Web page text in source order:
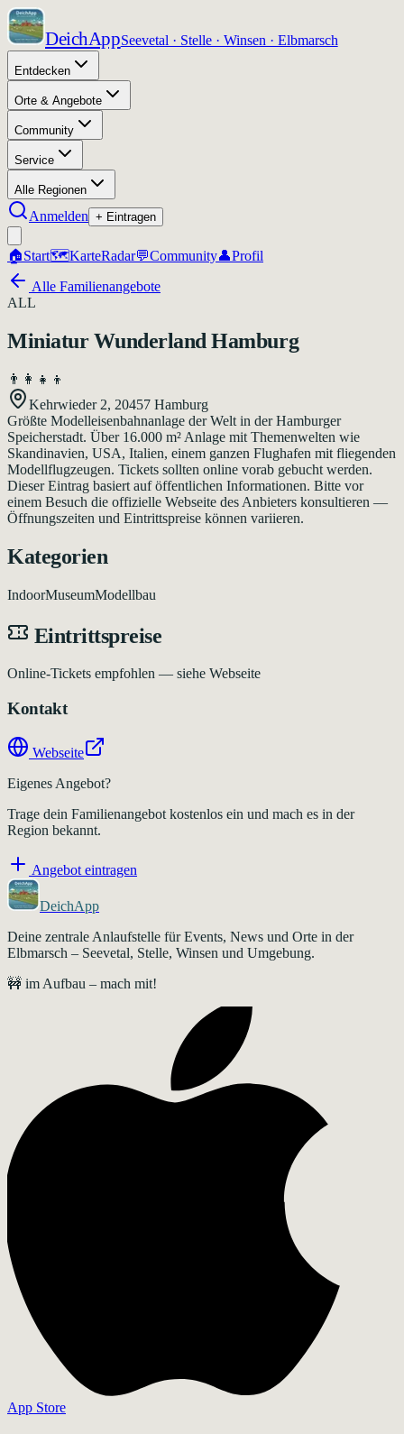
DeichAppSeevetal · Stelle · Winsen · Elbmarsch
Entdecken
Orte & Angebote
Community
Service
Alle Regionen
Anmelden + Eintragen
🏠Start🗺️KarteRadar💬Community👤Profil
Alle Familienangebote
ALL
Miniatur Wunderland Hamburg
👨‍👩‍👧‍👦
Kehrwieder 2, 20457 Hamburg
Größte Modelleisenbahnanlage der Welt in der Hamburger
Speicherstadt. Über 16.000 m² Anlage mit Themenwelten wie
Skandinavien, USA, Italien, einem ganzen Flughafen mit fliegenden
Modellflugzeugen. Tickets sollten online vorab gebucht werden.
Dieser Eintrag basiert auf öffentlichen Informationen. Bitte vor
einem Besuch die offizielle Webseite des Anbieters konsultieren —
Öffnungszeiten und Eintrittspreise können variieren.
Kategorien
IndoorMuseumModellbau
Eintrittspreise
Online-Tickets empfohlen — siehe Webseite
Kontakt
Webseite
Eigenes Angebot?
Trage dein Familienangebot kostenlos ein und mach es in der
Region bekannt.
Angebot eintragen
DeichApp
Deine zentrale Anlaufstelle für Events, News und Orte in der
Elbmarsch – Seevetal, Stelle, Winsen und Umgebung.
🚧 im Aufbau – mach mit!
App Store